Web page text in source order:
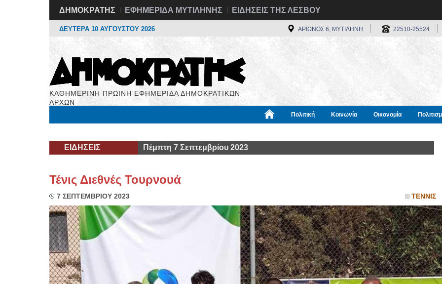
ΔΗΜΟΚΡΑΤΗΣ ΕΦΗΜΕΡΙΔΑ ΜΥΤΙΛΗΝΗΣ ΕΙΔΗΣΕΙΣ ΤΗΣ ΛΕΣΒΟΥ
ΔΕΥΤΕΡΑ 10 ΑΥΓΟΥΣΤΟΥ 2026 ΑΡΙΩΝΟΣ 6, ΜΥΤΙΛΗΝΗ 22510-25524
ΚΑΘΗΜΕΡΙΝΗ ΠΡΩΙΝΗ ΕΦΗΜΕΡΙΔΑ ΔΗΜΟΚΡΑΤΙΚΩΝ
ΑΡΧΩΝ
Πολιτική Κοινωνία Οικονομία
ΕΙΔΗΣΕΙΣ Πέμπτη 7 Σεπτεμβρίου 2023
Τένις Διεθνές Τουρνουά
7 ΣΕΠΤΕΜΒΡΙΟΥ 2023 ΤΕΝΝΙΣ